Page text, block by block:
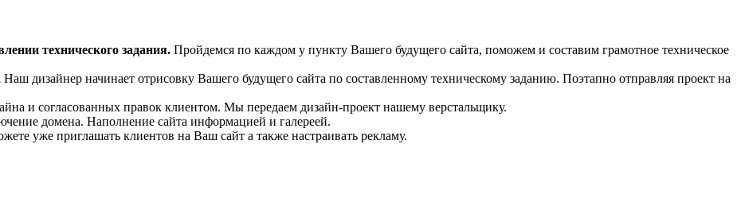
технического задания. Пройдемся по каждом у пункту Вашего будущего сайта, поможем и составим грамотное техническое
Наш дизайнер начинает отрисовку Вашего будущего сайта по составленному техническому заданию. Поэтапно отправляя проект на
и согласованных правок клиентом. Мы передаем дизайн-проект нашему верстальщику.
домена. Наполнение сайта информацией и галереей.
уже приглашать клиентов на Ваш сайт а также настраивать рекламу.